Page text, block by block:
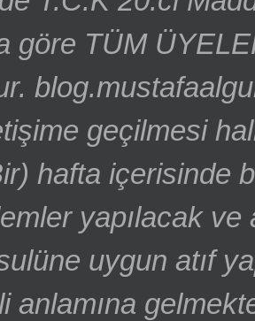
göre TÜM
geçilmesi
hafta içerisinde
yapılacak ve
uygun atıf
anlamına